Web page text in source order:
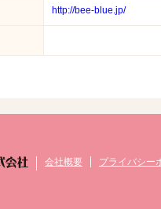
http://bee-blue.jp/
会社概要 プライバシー